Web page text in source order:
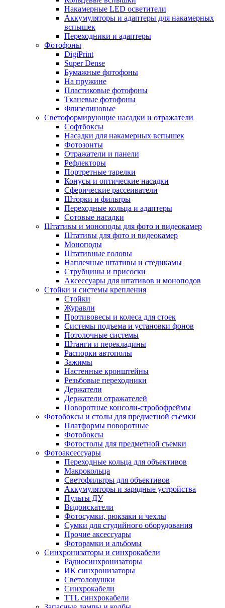
Накамерные LED осветители
Аккумуляторы и адаптеры для накамерных
вспышек
Переходники и адаптеры
Фотофоны
DigiPrint
Super Dense
Бумажные фотофоны
На пружине
Пластиковые фотофоны
Тканевые фотофоны
Флизелиновые
Светоформирующие насадки и отражатели
Софтбоксы
Насадки для накамерных вспышек
Фотозонты
Отражатели и панели
Рефлекторы
Портретные тарелки
Конусы и оптические насадки
Сферические рассеиватели
Шторки и фильтры
Переходные кольца и адаптеры
Сотовые насадки
Штативы и моноподы для фото и видеокамер
Штативы для фото и видеокамер
Моноподы
Штативные головы
Наплечные штативы и стедикамы
Струбцины и присоски
Аксессуары для штативов и моноподов
Стойки и системы крепления
Стойки
Журавли
Противовесы и колеса для стоек
Системы подъема и установки фонов
Потолочные системы
Штанги и перекладины
Распорки автополы
Зажимы
Настенные кронштейны
Резьбовые переходники
Держатели
Держатели отражателей
Поворотные консоли-стробофреймы
Фотобоксы и столы для предметной съемки
Платформы поворотные
Фотобоксы
Фотостолы для предметной съемки
Фотоаксессуары
Переходные кольца для объективов
Макрокольца
Светофильтры для объективов
Аккумуляторы и зарядные устройства
Пульты ДУ
Видоискатели
Фотосумки, рюкзаки и чехлы
Сумки для студийного оборудования
Прочие аксессуары
Фоторамки и альбомы
Синхронизаторы и синхрокабели
Радиосинхронизаторы
ИК синхронизаторы
Светоловушки
Синхрокабели
TTL синхрокабели